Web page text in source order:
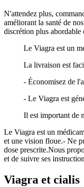
N'attendez plus,
améliorant la santé de
discrétion plus
Le Viagra est un
La livraison est
- Économisez de
- Le Viagra est
Il est important de
Le Viagra est un
et une vision floue.- Ne
dose prescrite.Nous
et de suivre ses
Viagra et cialis